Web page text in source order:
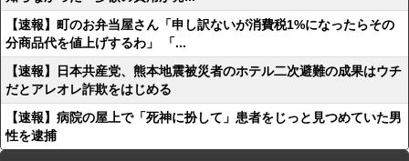
【速報】町のお弁当屋さん「申し訳ないが消費税1%になったらその
分商品代を値上げするわ」 「...
【速報】日本共産党、熊本地震被災者のホテル二次避難の成果はウチ
だとアレオレ詐欺をはじめる
【速報】病院の屋上で「死神に扮して」患者をじっと見つめていた男
性を逮捕